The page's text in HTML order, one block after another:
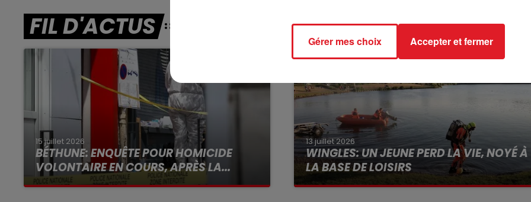
FIL D'ACTUS
15 juillet 2026
BÉTHUNE: ENQUÊTE POUR HOMICIDE
VOLONTAIRE EN COURS, APRÈS LA...
Selon les premiers éléments, le logement
13 juillet 2026
WINGLES: UN JEUNE PERD LA VIE, NOYÉ À
LA BASE DE LOISIRS
La victime a coulé à pic
Gérer mes choix Accepter et fermer